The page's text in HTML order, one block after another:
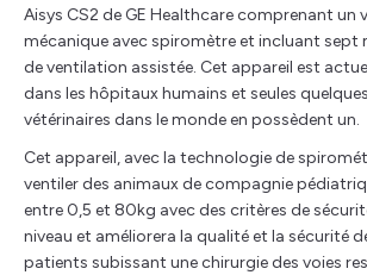
Aisys CS2 de GE Healthcare comprenant un
mécanique avec spiromètre et incluant sept
de ventilation assistée. Cet appareil est
dans les hôpitaux humains et seules
vétérinaires dans le monde en possèdent un.
Cet appareil, avec la technologie de
ventiler des animaux de compagnie
entre 0,5 et 80kg avec des critères de
niveau et améliorera la qualité et la sécurité
patients subissant une chirurgie des voies